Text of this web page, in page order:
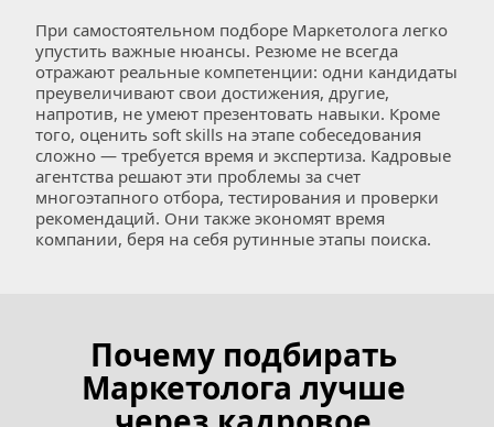
При самостоятельном подборе Маркетолога легко
упустить важные нюансы. Резюме не всегда
отражают реальные компетенции: одни кандидаты
преувеличивают свои достижения, другие,
напротив, не умеют презентовать навыки. Кроме
того, оценить soft skills на этапе собеседования
сложно — требуется время и экспертиза. Кадровые
агентства решают эти проблемы за счет
многоэтапного отбора, тестирования и проверки
рекомендаций. Они также экономят время
компании, беря на себя рутинные этапы поиска.
Почему подбирать
Маркетолога лучше